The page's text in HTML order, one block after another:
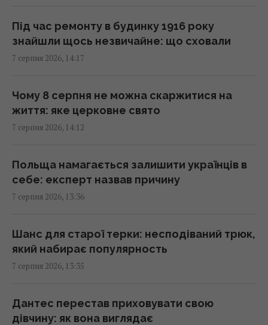
13:54 п'ятниця, 07 серпня 2026
В Україні стрімко дорожчає оренда: Київ
13:51 п'ятниця, 07 серпня 2026
Люди постійно перебивають інших не
13:31 п'ятниця, 07 серпня 2026
Не Galaxy і не Pixel: експерти назвали
13:30 п'ятниця, 07 серпня 2026
Згідно з фен-шуй, ці помилки в спальні
13:30 п'ятниця, 07 серпня 2026
Під час ремонту в будинку 1916 року
знайшли щось незвичайне: що сховали
7 серпня 2026, 14:17
Чому 8 серпня не можна скаржитися на
життя: яке церковне свято
7 серпня 2026, 14:12
Польща намагається залишити українців в
себе: експерт назвав причину
7 серпня 2026, 13:36
Шанс для старої терки: несподіваний трюк,
який набирає популярность
7 серпня 2026, 13:35
Дантес перестав приховувати свою
дівчину: як вона виглядає